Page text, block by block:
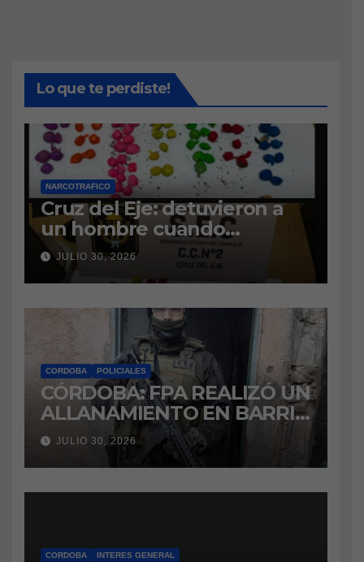
Lo que te perdiste!
NARCOTRAFICO
Cruz del Eje: detuvieron a
un hombre cuando
intentaba ingresar
marihuana a la cárcel
JULIO 30, 2026
CORDOBA POLICIALES
CÓRDOBA: FPA REALIZÓ UN
ALLANAMIENTO EN BARRIO
VILLA BOEDO
RELACIONADO CON UNA
CAUSA DE DROGAS EN LA
CÁRCEL DE BOUWER
JULIO 30, 2026
CORDOBA INTERES GENERAL